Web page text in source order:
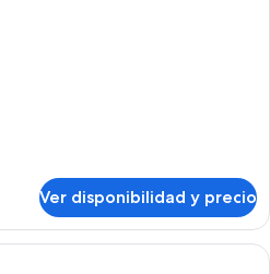
Ver disponibilidad y precio